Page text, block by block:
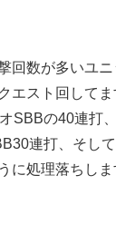
回数が多いユ
エスト回して
SBBの40連打
連打、そし
に処理落ちし